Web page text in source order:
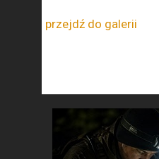
przejdź do galerii